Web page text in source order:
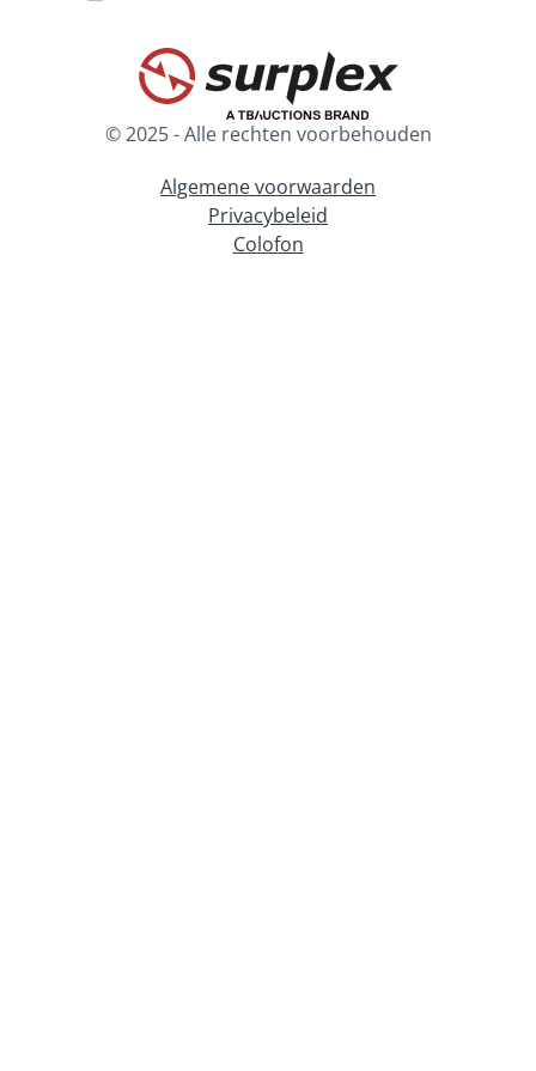
© 2025 - Alle rechten voorbehouden
Algemene voorwaarden
Privacybeleid
Colofon